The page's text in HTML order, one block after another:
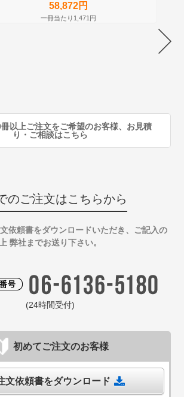
58,872円
一冊当たり1,471円
以上ご注文をご希望のお客様、お見積
り・ご相談はこちら
のご注文はこちらから
依頼書をダウンロードいただき、ご記入の
上 弊社までお送り下さい。
(24時間受付)
初めてご注文のお客様
文依頼書をダウンロード